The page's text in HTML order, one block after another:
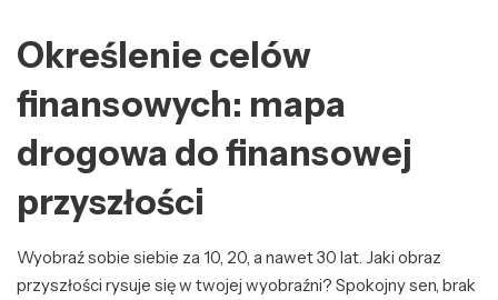
Określenie celów
finansowych: mapa
drogowa do finansowej
przyszłości
Wyobraź sobie siebie za 10, 20, a nawet 30 lat. Jaki obraz
przyszłości rysuje się w twojej wyobraźni? Spokojny sen, brak